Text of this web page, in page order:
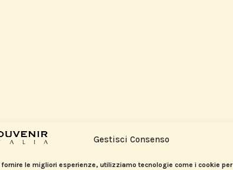
Gestisci Consenso
fornire le migliori esperienze, utilizziamo tecnologie come i cookie per